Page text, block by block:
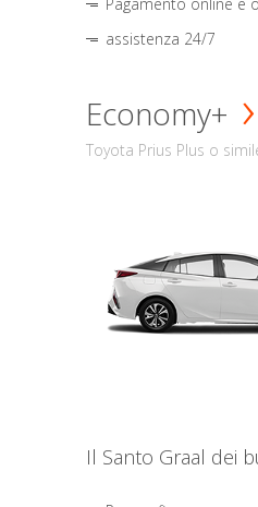
assistenza 24/7
Economy+
Toyota Prius Plus o
Il Santo Graal dei